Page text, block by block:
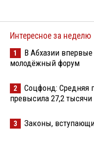
Интересное за неделю
1
В Абхазии
молодёжный форум
2
Соцфонд: Средняя
превысила 27,2 тысячи
3 Законы,